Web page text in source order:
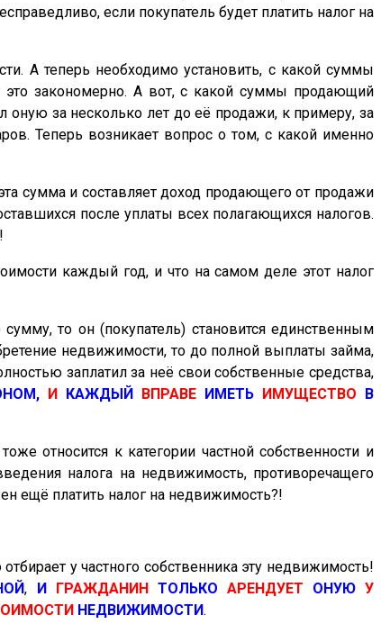
если покупатель будет платить налог на
А теперь необходимо установить, с какой суммы
это закономерно. А вот, с какой суммы продающий
за несколько лет до её продажи, к примеру, за
Теперь возникает вопрос о том, с какой именно
сумма и составляет доход продающего от продажи
после уплаты всех полагающихся налогов.
каждый год, и что на самом деле этот налог
то он (покупатель) становится единственным
недвижимости, то до полной выплаты займа,
заплатил за неё свои собственные средства,
И КАЖДЫЙ ВПРАВЕ ИМЕТЬ ИМУЩЕСТВО В
относится к категории частной собственности и
налога на недвижимость, противоречащего
ещё платить налог на недвижимость?!
отбирает участного собственника эту недвижимость!
, И ГРАЖДАНИНТОЛЬКО АРЕНДУЕТ ОНУЮУ
НЕДВИЖИМОСТИ.